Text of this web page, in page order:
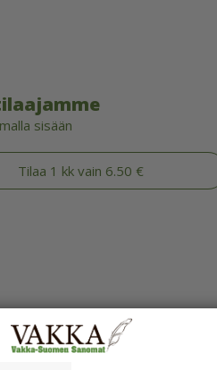
sisään
Tilaa 1 kk vain 6.50 €